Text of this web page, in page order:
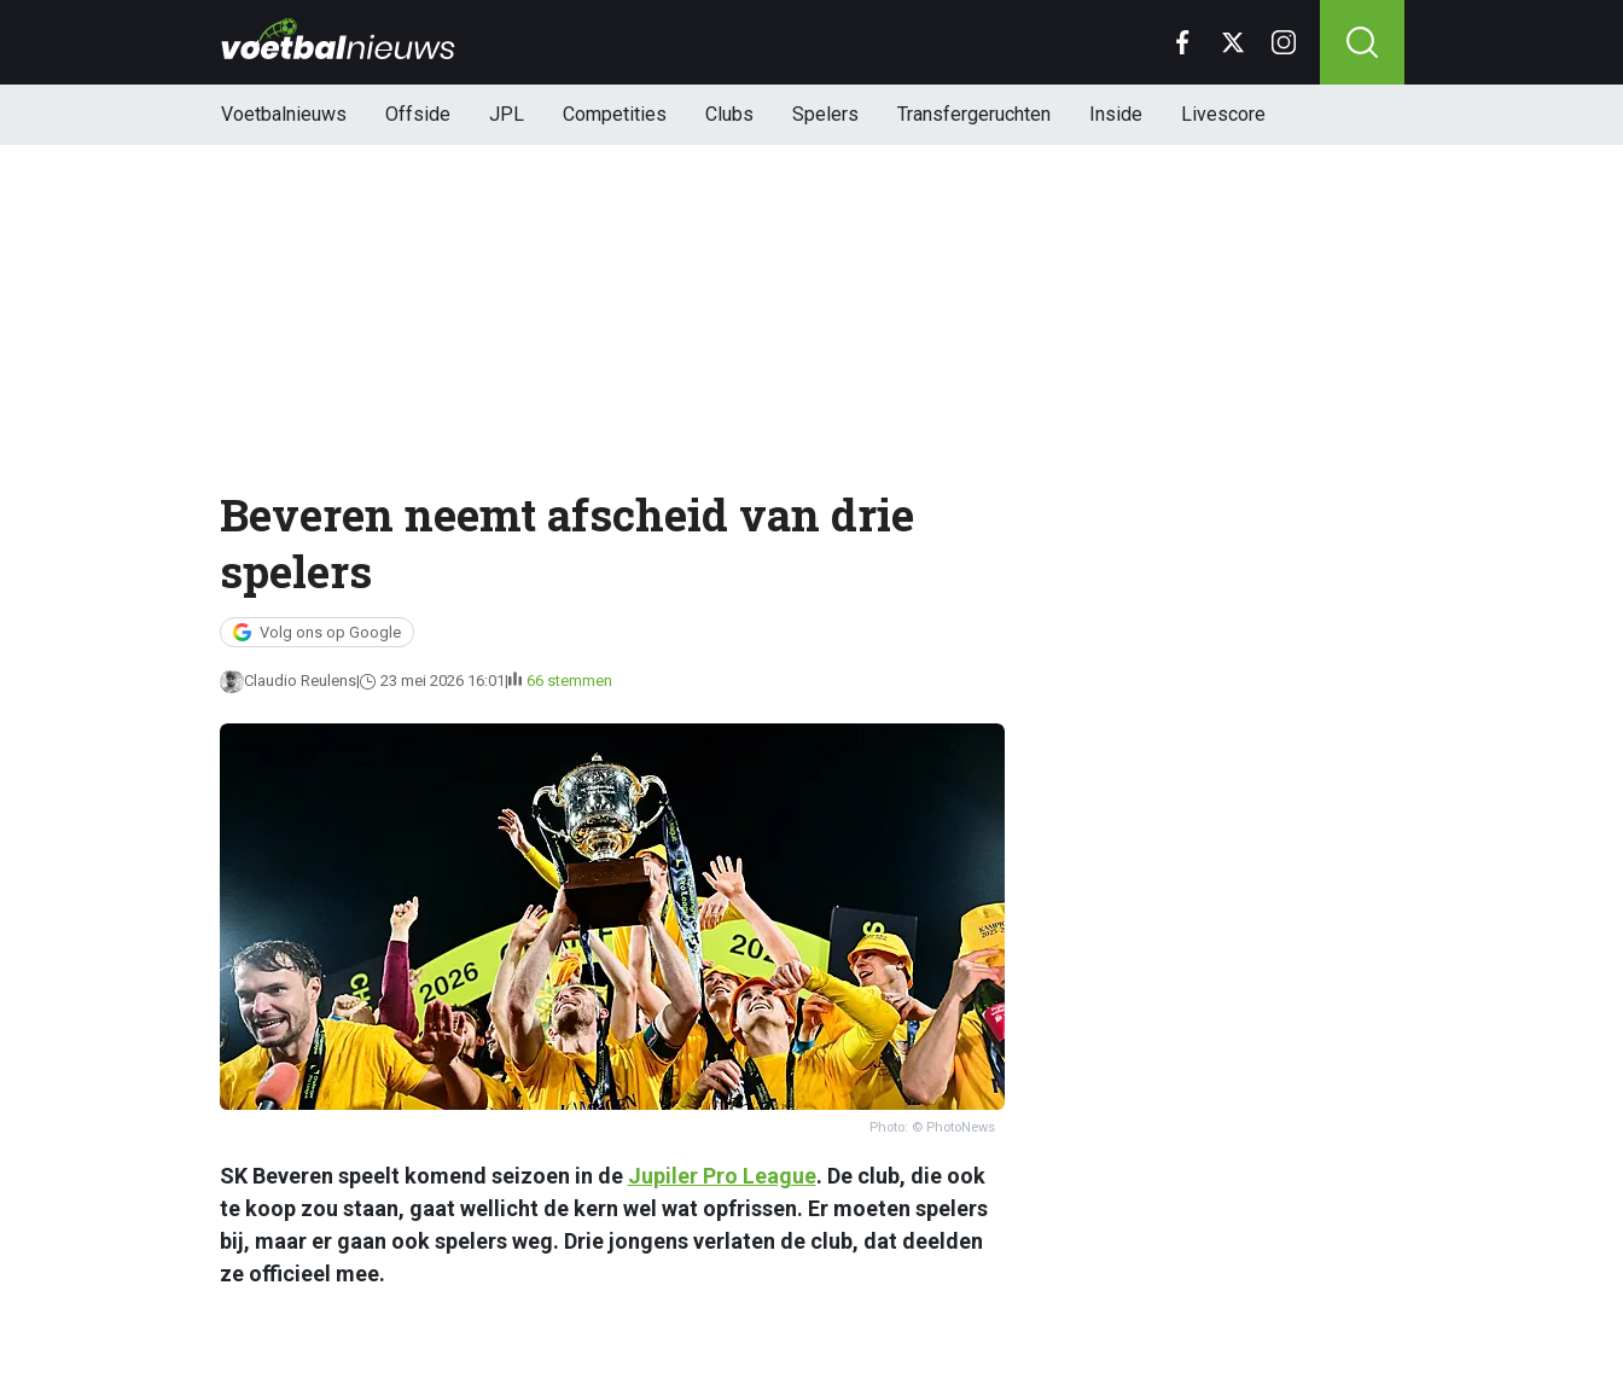
Voetbalnieuws Offside JPL Competities Clubs Spelers Transfergeruchten Inside Livescore
Beveren neemt afscheid van drie
spelers
Volg ons op Google
Claudio Reulens 23 mei 2026 16:01 66 stemmen
Photo: © PhotoNews
SK Beveren speelt komend seizoen in de Jupiler Pro League. De club, die ook
te koop zou staan, gaat wellicht de kern wel wat opfrissen. Er moeten spelers
bij, maar er gaan ook spelers weg. Drie jongens verlaten de club, dat deelden
ze officieel mee.